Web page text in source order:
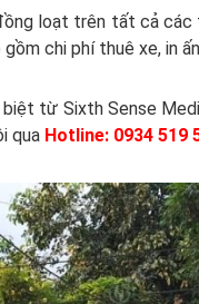
loạt trên tất cả
chi phí thuê xe, in
từ Sixth Sense
qua Hotline: 0934 519